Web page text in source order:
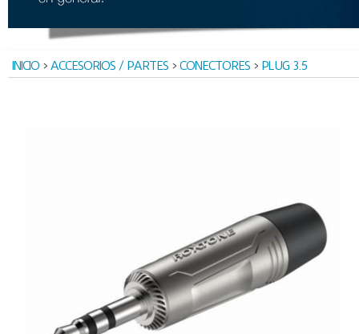
INICIO > ACCESORIOS / PARTES > CONECTORES > PLUG 3.5